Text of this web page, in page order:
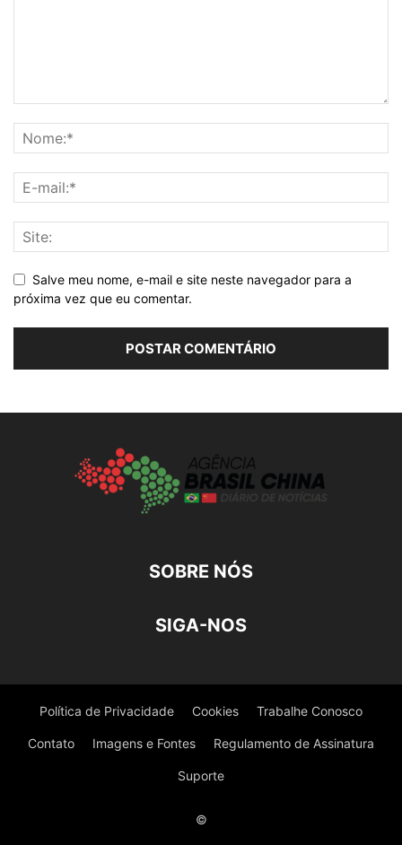
Salve meu nome, e-mail e site neste navegador para a
próxima vez que eu comentar.
SOBRE NÓS
SIGA-NOS
Política de Privacidade Cookies Trabalhe Conosco
Contato Imagens e Fontes Regulamento de Assinatura
Suporte
©